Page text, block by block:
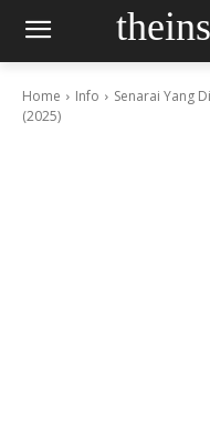
Home Info
Senarai Yang
(2025)